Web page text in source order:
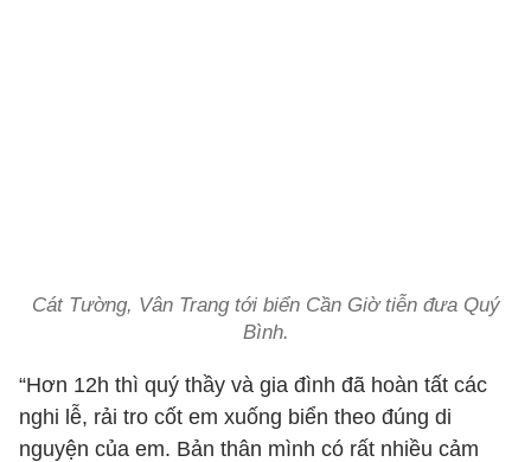
Cát Tường, Vân Trang tới biển Cần Giờ tiễn đưa Quý
Bình.
“Hơn 12h thì quý thầy và gia đình đã hoàn tất các
nghi lễ, rải tro cốt em xuống biển theo đúng di
nguyện của em. Bản thân mình có rất nhiều cảm